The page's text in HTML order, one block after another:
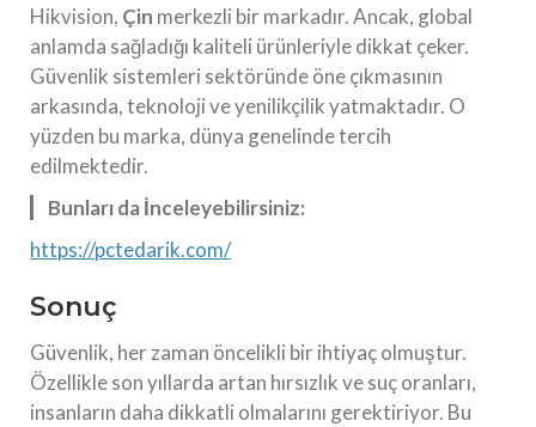
Hikvision, Çin merkezli bir markadır. Ancak, global
anlamda sağladığı kaliteli ürünleriyle dikkat çeker.
Güvenlik sistemleri sektöründe öne çıkmasının
arkasında, teknoloji ve yenilikçilik yatmaktadır. O
yüzden bu marka, dünya genelinde tercih
edilmektedir.
Bunları da İnceleyebilirsiniz:
https://pctedarik.com/
Sonuç
Güvenlik, her zaman öncelikli bir ihtiyaç olmuştur.
Özellikle son yıllarda artan hırsızlık ve suç oranları,
insanların daha dikkatli olmalarını gerektiriyor. Bu